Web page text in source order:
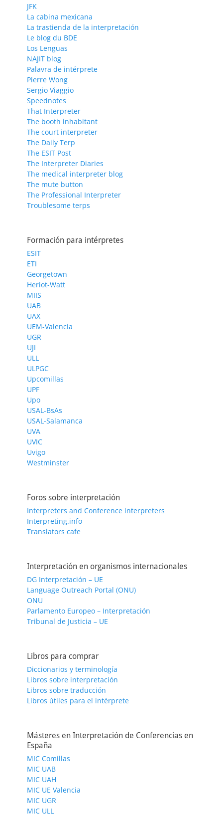
JFK
La cabina mexicana
La trastienda de la interpretación
Le blog du BDE
Los Lenguas
NAJIT blog
Palavra de intérprete
Pierre Wong
Sergio Viaggio
Speednotes
That Interpreter
The booth inhabitant
The court interpreter
The Daily Terp
The ESIT Post
The Interpreter Diaries
The medical interpreter blog
The mute button
The Professional Interpreter
Troublesome terps
Formación para intérpretes
ESIT
ETI
Georgetown
Heriot-Watt
MIIS
UAB
UAX
UEM-Valencia
UGR
UJI
ULL
ULPGC
Upcomillas
UPF
Upo
USAL-BsAs
USAL-Salamanca
UVA
UVIC
Uvigo
Westminster
Foros sobre interpretación
Interpreters and Conference interpreters
Interpreting.info
Translators cafe
Interpretación en organismos internacionales
DG Interpretación – UE
Language Outreach Portal (ONU)
ONU
Parlamento Europeo – Interpretación
Tribunal de Justicia – UE
Libros para comprar
Diccionarios y terminología
Libros sobre interpretación
Libros sobre traducción
Libros útiles para el intérprete
Másteres en Interpretación de Conferencias en
España
MIC Comillas
MIC UAB
MIC UAH
MIC UE Valencia
MIC UGR
MIC ULL